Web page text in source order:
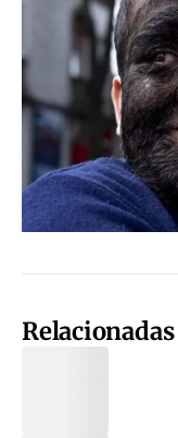
Relacionadas